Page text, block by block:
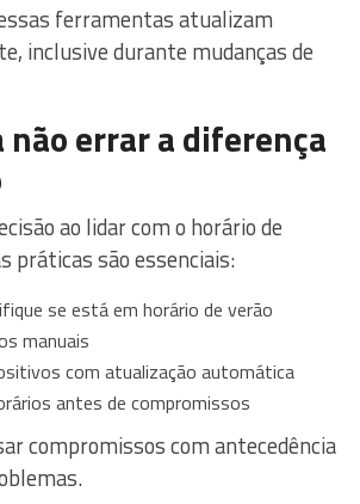
ferramentas atualizam
inclusive durante mudanças de
não errar a diferença
ao lidar com o horário de
práticas são essenciais:
se está em horário de verão
manuais
com atualização automática
antes de compromissos
compromissos com antecedência